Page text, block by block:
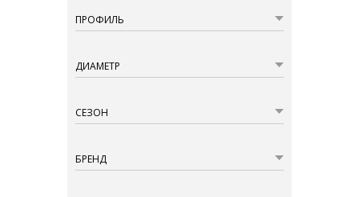
ПРОФИЛЬ
ДИАМЕТР
СЕЗОН
БРЕНД